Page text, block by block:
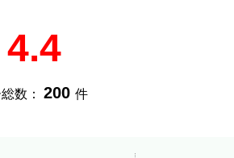
4.4
数： 200 件